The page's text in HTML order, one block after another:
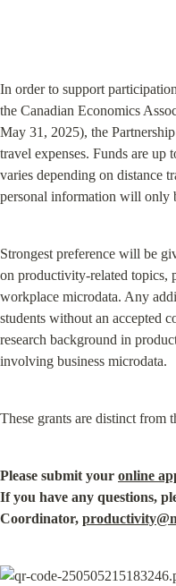
In order to support
the Canadian Economics
May 31, 2025), the
travel expenses. Funds are up
varies depending on distance
personal information will only
Strongest preference will be
on productivity-related
workplace microdata. Any
students without an accepted
research background in
involving business microdata.
These grants are distinct from
Please submit your online
If you have any questions,
Coordinator,